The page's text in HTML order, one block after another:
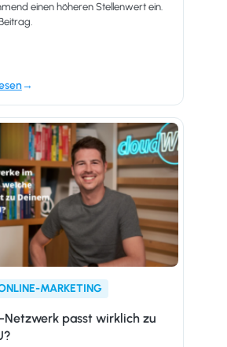
einen höheren Stellenwert ein.
MARKETING
Netzwerk passt wirklich zu